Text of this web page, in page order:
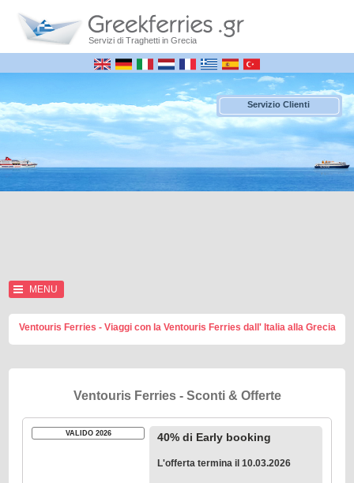
Servizi di Traghetti in Grecia
Servizio Clienti
MENU
Ventouris Ferries - Viaggi con la Ventouris Ferries dall' Italia alla Grecia
Ventouris Ferries - Sconti & Offerte
VALIDO 2026 40% di Early booking
L'offerta termina il 10.03.2026